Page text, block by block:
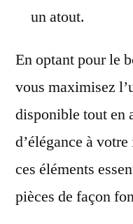
un atout.
En optant pour le
vous maximisez
disponible tout en
d’élégance à
ces éléments
pièces de façon